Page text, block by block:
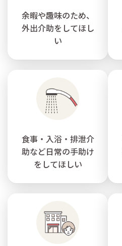
余暇や趣味のため、
外出介助をしてほし
い
食事・入浴・排泄介
助など日常の手助け
をしてほしい